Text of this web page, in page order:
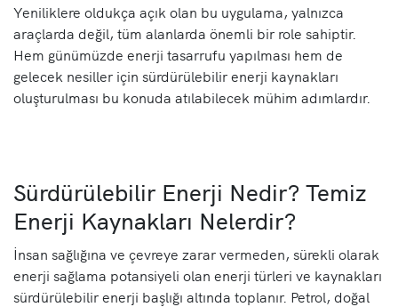
Yeniliklere oldukça açık olan bu uygulama, yalnızca
araçlarda değil, tüm alanlarda önemli bir role sahiptir.
Hem günümüzde enerji tasarrufu yapılması hem de
gelecek nesiller için sürdürülebilir enerji kaynakları
oluşturulması bu konuda atılabilecek mühim adımlardır.
Sürdürülebilir Enerji Nedir? Temiz
Enerji Kaynakları Nelerdir?
İnsan sağlığına ve çevreye zarar vermeden, sürekli olarak
enerji sağlama potansiyeli olan enerji türleri ve kaynakları
sürdürülebilir enerji başlığı altında toplanır. Petrol, doğal